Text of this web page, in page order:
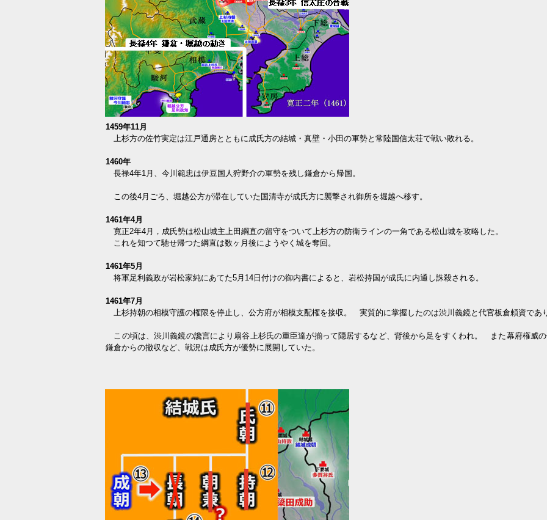
1459年11月
上杉方の佐竹実定は江戸通房とともに成氏方の結城・真壁・小田の軍勢と常陸国信太荘で戦い敗れる。
1460年
長禄4年1月、今川範忠は伊豆国人狩野介の軍勢を残し鎌倉から帰国。
この後4月ごろ、堀越公方が滞在していた国清寺が成氏方に襲撃され御所を堀越へ移す。
1461年4月
寛正2年4月，成氏勢は松山城主上田綱直の留守をついて上杉方の防衛ラインの一角である松山城を攻略した。
これを知つて馳せ帰つた綱直は数ヶ月後にようやく城を奪回。
1461年5月
将軍足利義政が岩松家純にあてた5月14日付けの御内書によると、岩松持国が成氏に内通し誅殺される。
1461年7月
上杉持朝の相模守護の権限を停止し、公方府が相模支配権を接収。 実質的に掌握したのは渋川義鏡と代官板倉頼資であ
この頃は、渋川義鏡の讒言により扇谷上杉氏の重臣達が揃って隠居するなど、背後から足をすくわれ。 また幕府権威
鎌倉からの撤収など、戦況は成氏方が優勢に展開していた。